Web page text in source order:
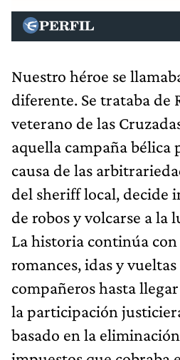
Nuestro héroe se
diferente. Se trataba de
veterano de las
aquella campaña bélica
causa de las
del sheriff local, decide
de robos y volcarse a la
La historia continúa
romances, idas y vueltas
compañeros hasta
la participación
basado en la